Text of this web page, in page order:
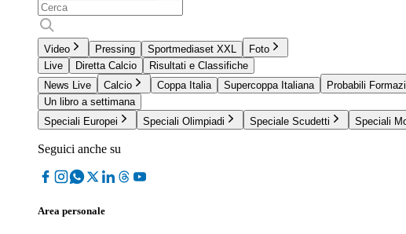
Video Pressing Sportmediaset XXL
Foto
Live
Diretta Calcio
Risultati e Classifiche
News Live
Calcio Coppa Italia Supercoppa Italiana Probabili
Un libro a settimana
Speciali Europei
Speciali Olimpiadi Speciale Scudetti Speciali
Seguici anche su
Area personale